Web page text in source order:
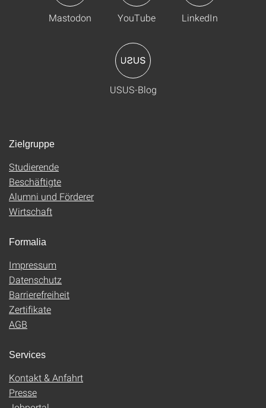
Mastodon YouTube LinkedIn
USUS-Blog
Zielgruppe
Studierende
Beschäftigte
Alumni und Förderer
Wirtschaft
Formalia
Impressum
Datenschutz
Barrierefreiheit
Zertifikate
AGB
Services
Kontakt & Anfahrt
Presse